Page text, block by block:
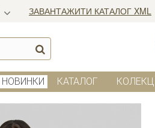
ЗАВАНТАЖИТИ КАТАЛОГ XML
НОВИНКИ КАТАЛОГ КОЛЕКЦІЇ